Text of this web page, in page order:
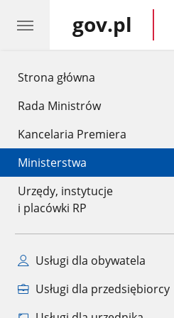
Strona główna
Rada Ministrów
Kancelaria Premiera
Ministerstwa
Urzędy, instytucje
i placówki RP
Usługi dla obywatela
Usługi dla przedsiębiorcy
gov.pl